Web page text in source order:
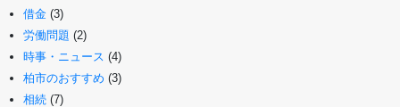
借金 (3)
労働問題 (2)
時事・ニュース (4)
柏市のおすすめ (3)
相続 (7)